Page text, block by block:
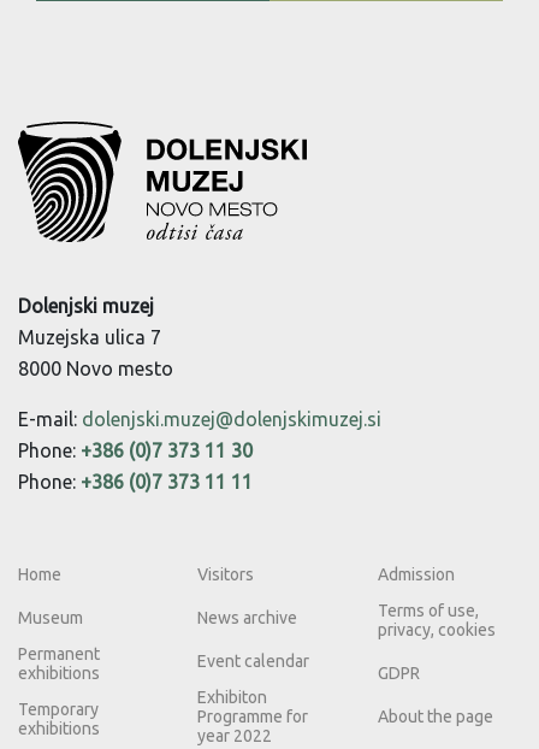
Dolenjski muzej
Muzejska ulica 7
8000 Novo mesto
E-mail: dolenjski.muzej@dolenjskimuzej.si
Phone: +386 (0)7 373 11 30
Phone: +386 (0)7 373 11 11
Home
Museum
Permanent
exhibitions
Temporary
exhibitions
Visitors
News archive
Event calendar
Exhibiton
Programme for
year 2022
Admission
Terms of use,
privacy, cookies
GDPR
About the page